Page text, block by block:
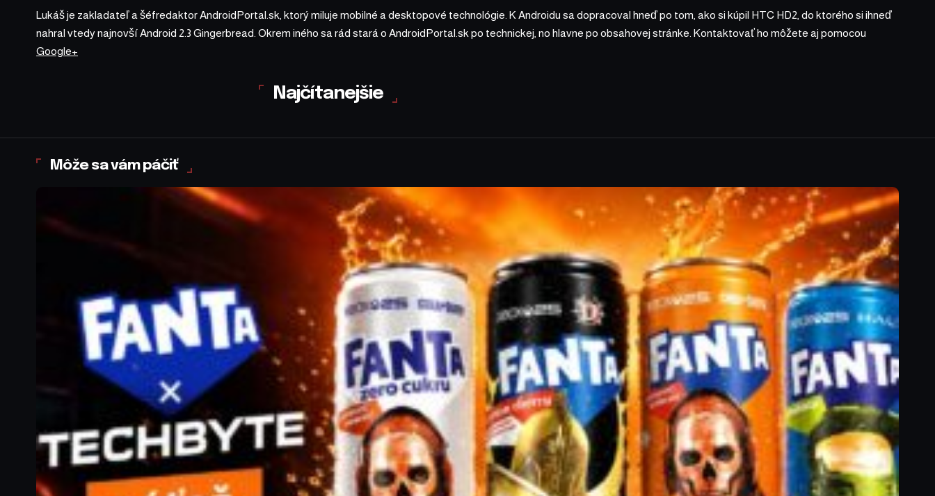
Lukáš je zakladateľ a šéfredaktor AndroidPortal.sk, ktorý miluje mobilné a desktopové technológie. K Androidu sa dopracoval hneď po tom, ako si kúpil HTC HD2, do ktorého si ihneď
nahral vtedy najnovší Android 2.3 Gingerbread. Okrem iného sa rád stará o AndroidPortal.sk po technickej, no hlavne po obsahovej stránke. Kontaktovať ho môžete aj pomocou
Google+
Najčítanejšie
Môže sa vám páčiť